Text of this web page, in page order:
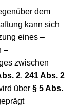
dem
kann sich
eines –
–
zwischen
2, 241 Abs. 2
über § 5 Abs.